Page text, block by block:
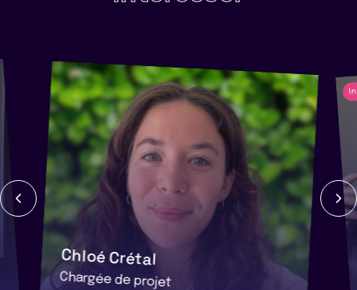
Chloé Crétal
Chargée de projet